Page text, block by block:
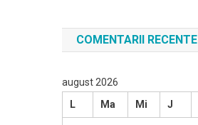
COMENTARII RECENTE
august 2026
L
Ma Mi J